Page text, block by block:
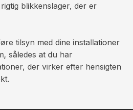
blikkenslager, der er
tilsyn med dine installationer
således at du har
der virker efter hensigten